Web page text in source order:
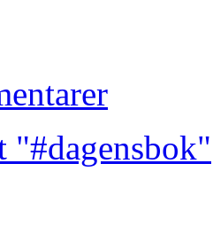
"#dagensbok"